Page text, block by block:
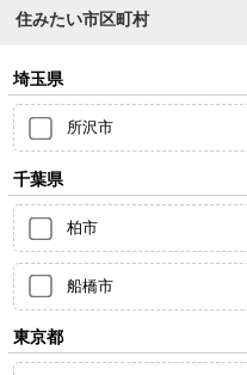
住みたい市区町村
埼玉県
所沢市
千葉県
柏市
船橋市
東京都